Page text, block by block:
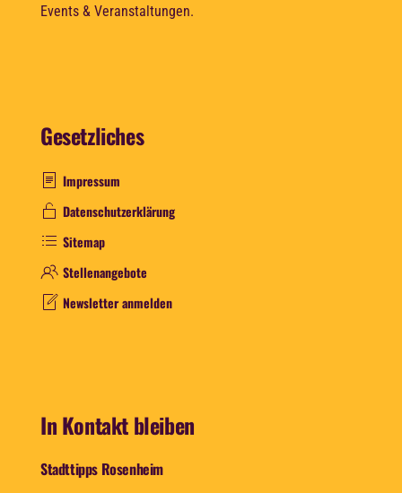
Events & Veranstaltungen.
Gesetzliches
Impressum
Datenschutzerklärung
Sitemap
Stellenangebote
Newsletter anmelden
In Kontakt bleiben
Stadttipps Rosenheim